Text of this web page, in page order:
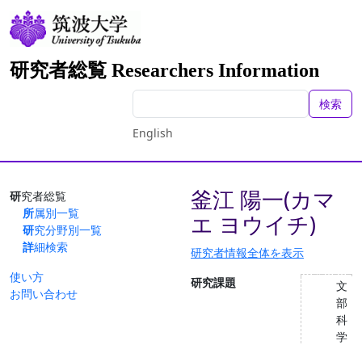
研究者総覧 Researchers Information
検索
English
研究者総覧
所属別一覧
研究分野別一覧
詳細検索
使い方
お問い合わせ
釜江 陽一(カマ
エ ヨウイチ)
研究者情報全体を表示
研究課題
文
部
科
学